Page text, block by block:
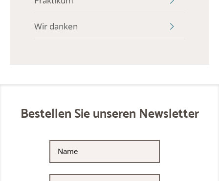
Wir danken
Bestellen Sie unseren Newsletter